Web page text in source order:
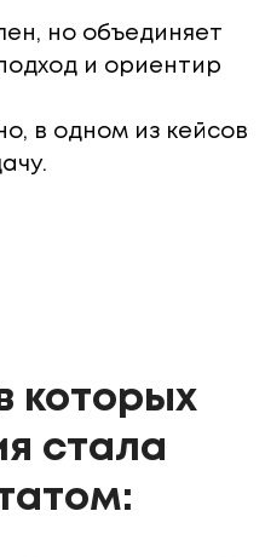
, но объединяет
и ориентир
в одном из кейсов
которых
стала